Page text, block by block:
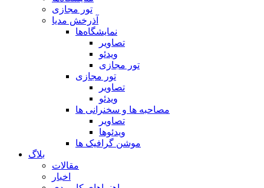
تور مجازی
آذرخش مدیا
نمایشگاه‌ها
تصاویر
ویدئو
تور مجازی
تور مجازی
تصاویر
ویدئو
مصاحبه ها و سخنرانی ها
تصاویر
ویدئوها
موشن گرافیک ها
بلاگ
مقالات
اخبار